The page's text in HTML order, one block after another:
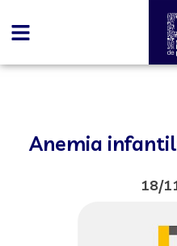
Anemia
18/